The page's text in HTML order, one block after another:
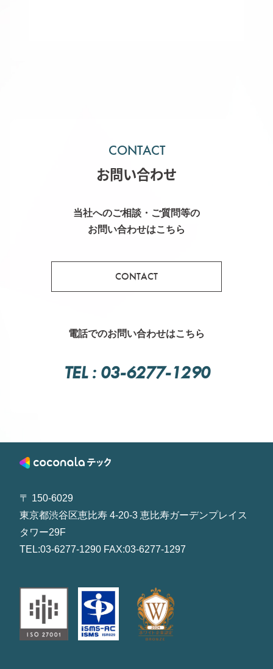
CONTACT
お問い合わせ
当社へのご相談・ご質問等の
お問い合わせはこちら
CONTACT
電話でのお問い合わせはこちら
TEL : 03-6277-1290
〒 150-6029
東京都渋谷区恵比寿 4-20-3 恵比寿ガーデンプレイス
タワー29F
TEL:03-6277-1290 FAX:03-6277-1297